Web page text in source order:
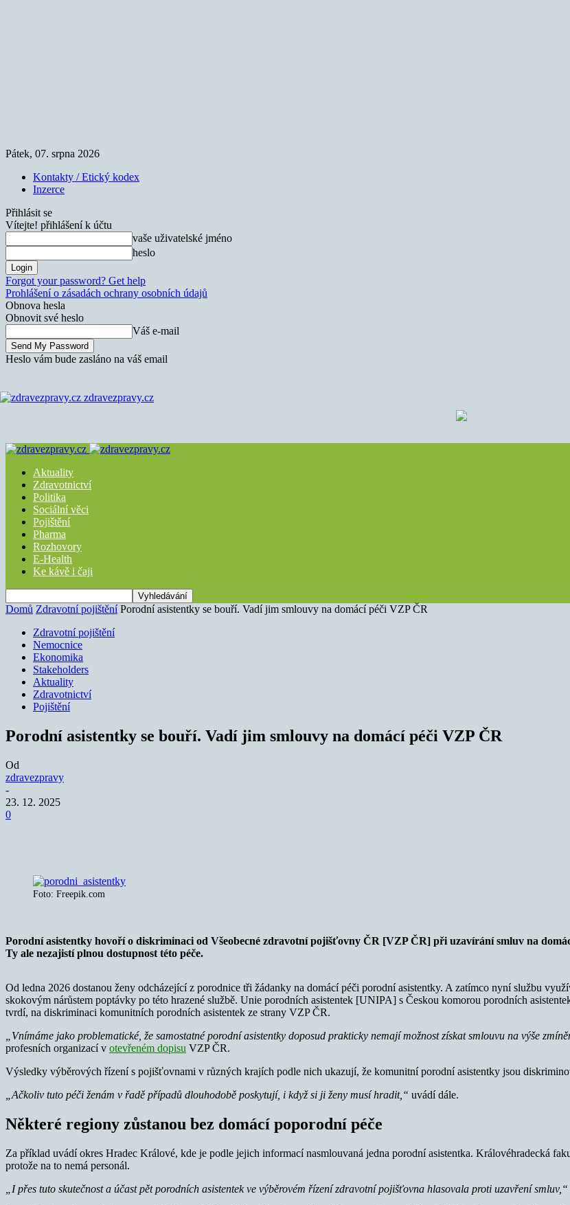
Pátek, 07. srpna 2026
Kontakty / Etický kodex
Inzerce
Přihlásit se
Vítejte! přihlášení k účtu
vaše uživatelské jméno
heslo
Forgot your password? Get help
Prohlášení o zásadách ochrany osobních údajů
Obnova hesla
Obnovit své heslo
Váš e-mail
Heslo vám bude zasláno na váš email
zdravezpravy.cz
Aktuality
Zdravotnictví
Politika
Sociální věci
Pojištění
Pharma
Rozhovory
E-Health
Ke kávě i čaji
Domů Zdravotní pojištění Porodní asistentky se bouří. Vadí jim smlouvy na domácí péči VZP ČR
Zdravotní pojištění
Nemocnice
Ekonomika
Stakeholders
Aktuality
Zdravotnictví
Pojištění
Porodní asistentky se bouří. Vadí jim smlouvy na domácí péči VZP ČR
Od
zdravezpravy
-
23. 12. 2025
0
Foto: Freepik.com
Porodní asistentky hovoří o diskriminaci od Všeobecné zdravotní pojišťovny ČR [VZP ČR] při uzavírání smluv na
Ty ale nezajistí plnou dostupnost této péče.
Od ledna 2026 dostanou ženy odcházející z porodnice tři žádanky na domácí péči porodní asistentky. A zatímco nyní službu
skokovým nárůstem poptávky po této hrazené službě. Unie porodních asistentek [UNIPA] s Českou komorou porodních
tvrdí, na diskriminaci komunitních porodních asistentek ze strany VZP ČR.
„Vnímáme jako problematické, že samostatné porodní asistentky doposud prakticky nemají možnost získat smlouvu na výše
profesních organizací v otevřeném dopisu VZP ČR.
Výsledky výběrových řízení s pojišťovnami v různých krajích podle nich ukazují, že komunitní porodní asistentky jsou
„Ačkoliv tuto péči ženám v řadě případů dlouhodobě poskytují, i když si ji ženy musí hradit,“ uvádí dále.
Některé regiony zůstanou bez domácí poporodní péče
Za příklad uvádí okres Hradec Králové, kde je podle jejich informací nasmlouvaná jedna porodní asistentka. Královéhradecká
protože na to nemá personál.
„I přes tuto skutečnost a účast pět porodních asistentek ve výběrovém řízení zdravotní pojišťovna hlasovala proti uzavření smluv,“